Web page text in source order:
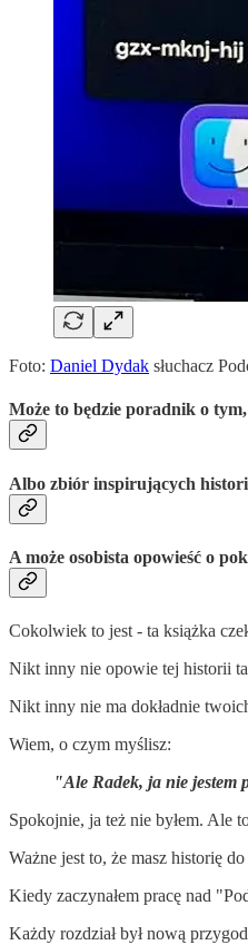
Foto: Daniel Dydak słuchacz
Może to będzie poradnik o
Albo zbiór inspirujących
A może osobista opowieść o
Cokolwiek to jest - ta książka
Nikt inny nie opowie tej historii
Nikt inny nie ma dokładnie
Wiem, o czym myślisz:
"Ale Radek, ja nie jestem
Spokojnie, ja też nie byłem. Ale
Ważne jest to, że masz historię
Kiedy zaczynałem pracę nad
Każdy rozdział był nową